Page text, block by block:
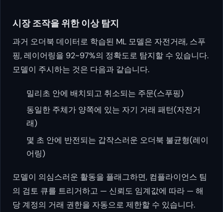
시장 조작을 위한 이상 탐지
과거 오더북 데이터로 학습된 ML 모델은 자전거래, 스푸
핑, 레이어링을 92~97%의 정확도로 탐지할 수 있습니다.
모델이 주시하는 것은 다음과 같습니다.
밀리초 안에 배치되고 취소되는 주문(스푸핑)
동일한 주체가 양쪽에 있는 자기 거래 패턴(자전거
래)
몇 초 안에 반전되는 갑작스러운 오더북 불균형(레이
어링)
모델이 의심스러운 활동을 플래그하면, 컴플라이언스 팀
의 검토 큐를 트리거하고 — 신뢰도 임계값에 따라 — 해
당 계정의 거래 권한을 자동으로 제한할 수 있습니다.